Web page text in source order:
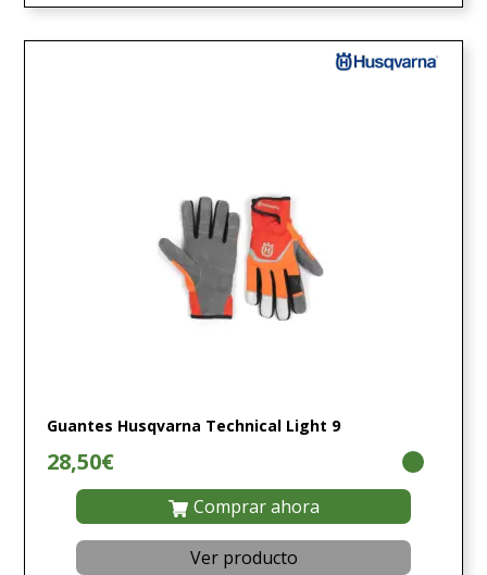
Guantes Husqvarna Technical Light 9
28,50€
Comprar ahora
Ver producto